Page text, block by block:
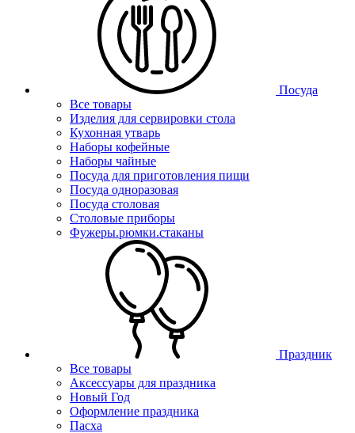
Посуда
Все товары
Изделия для сервировки стола
Кухонная утварь
Наборы кофейные
Наборы чайные
Посуда для приготовления пищи
Посуда одноразовая
Посуда столовая
Столовые приборы
Фужеры.рюмки.стаканы
Праздник
Все товары
Аксессуары для праздника
Новый Год
Оформление праздника
Пасха